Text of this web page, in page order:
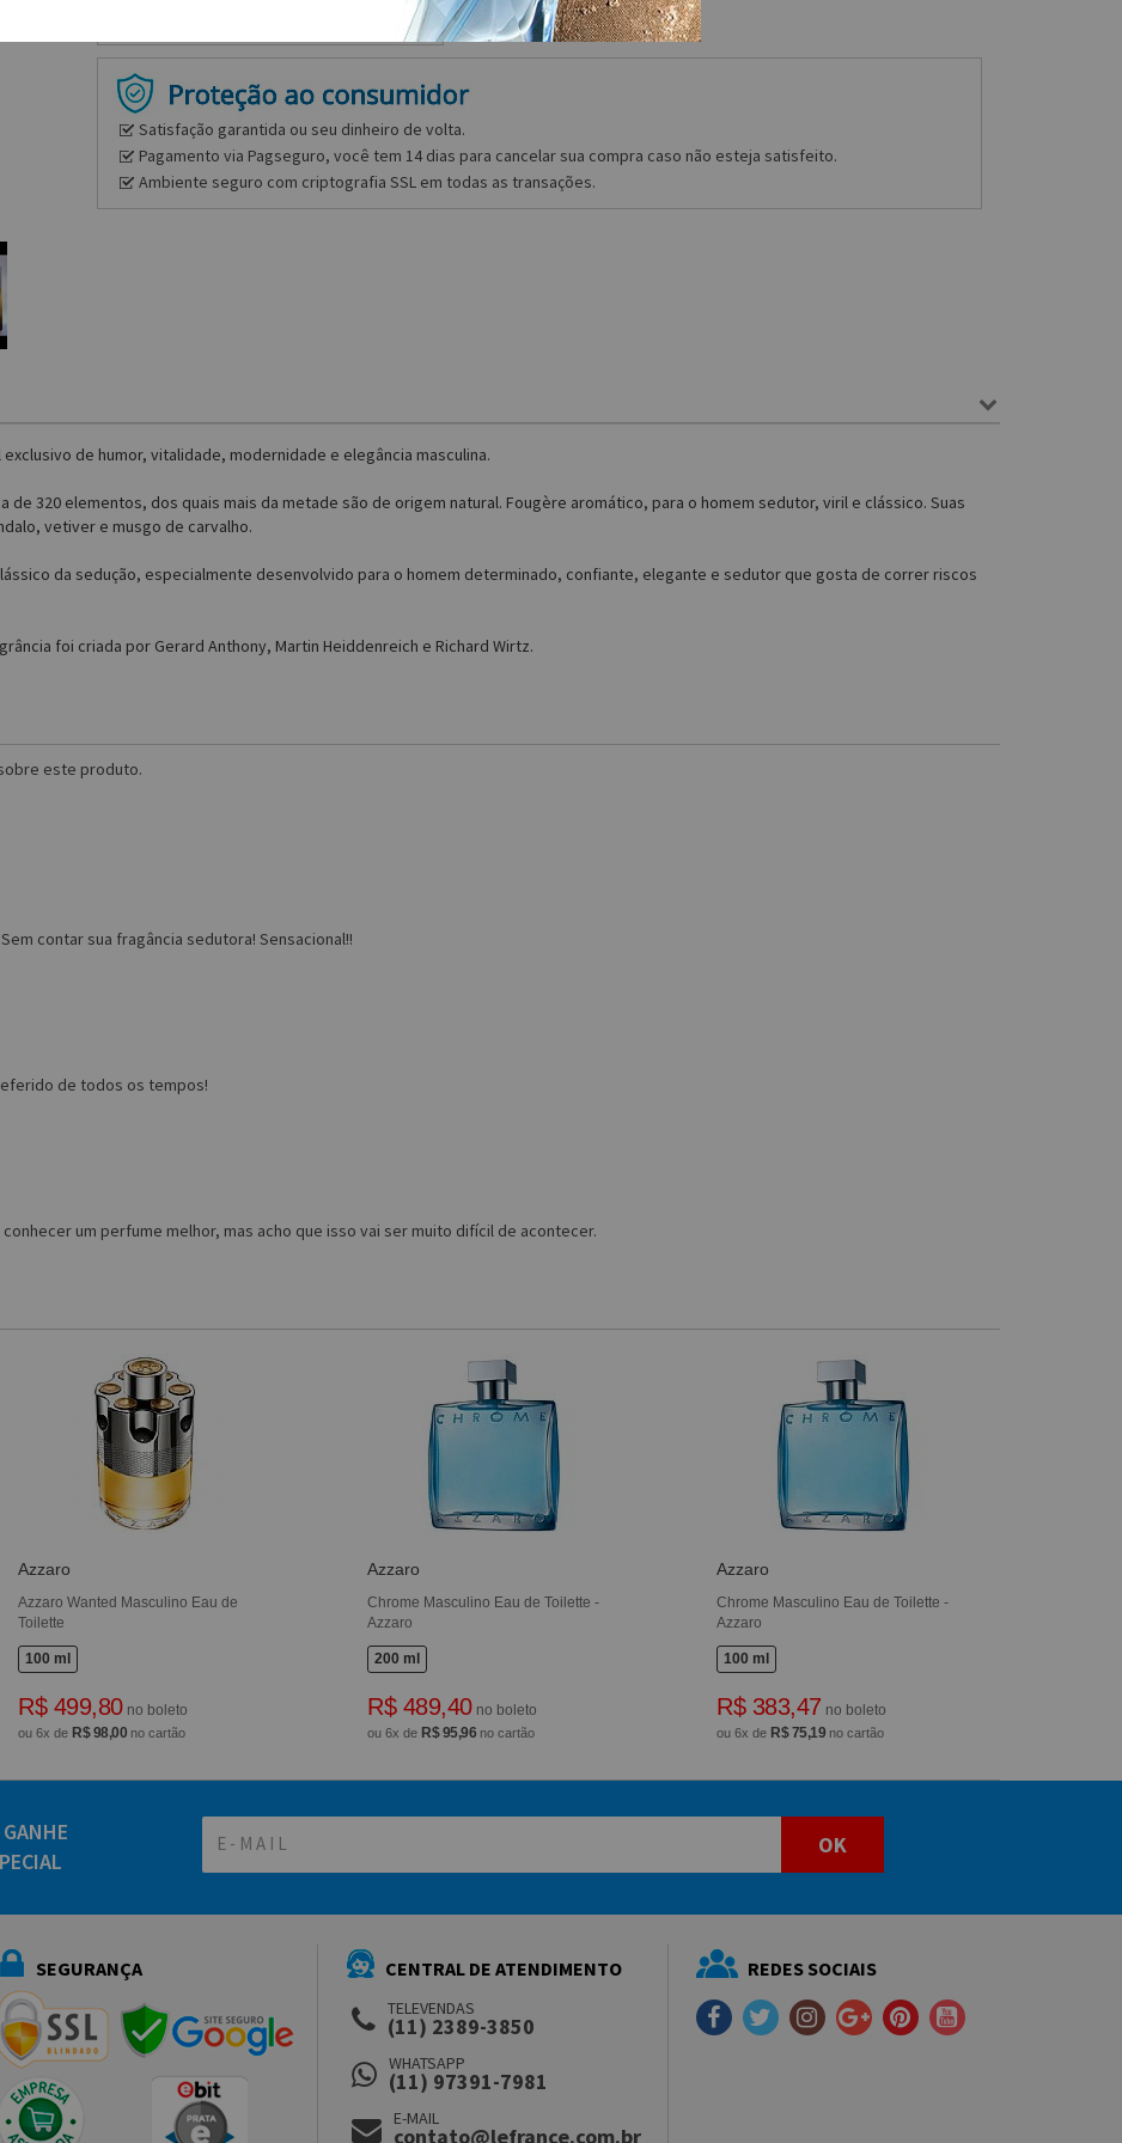
Satisfação garantida ou seu dinheiro de volta.
Pagamento via Pagseguro, você tem 14 dias para cancelar sua compra caso não esteja satisfeito.
Ambiente seguro com criptografia SSL em todas as transações.
de humor, vitalidade, modernidade e elegância masculina.
de 320 elementos, dos quais mais da metade são de origem natural. Fougère aromático, para o homem sedutor, viril e clássico. Suas
vetiver e musgo de carvalho.
da sedução, especialmente desenvolvido para o homem determinado, confiante, elegante e sedutor que gosta de correr riscos
foi criada por Gerard Anthony, Martin Heiddenreich e Richard Wirtz.
este produto.
contar sua fragância sedutora! Sensacional!!
de todos os tempos!
um perfume melhor, mas acho que isso vai ser muito difícil de acontecer.
Azzaro
Azzaro Wanted Masculino Eau de
Toilette
100 ml
R$ 499,80no boleto
ou 6x de R$ 98,00 no cartão
Azzaro
Chrome Masculino Eau de Toilette -
Azzaro
200 ml
R$ 489,40no boleto
ou 6x de R$ 95,96 no cartão
Azzaro
Chrome Masculino Eau de Toilette -
Azzaro
100 ml
R$ 383,47 no boleto
ou 6x de R$ 75,19 no cartão
OK
SEGURANÇA CENTRAL DE ATENDIMENTO
TELEVENDAS
(11) 2389-3850
WHATSAPP
(11) 97391-7981
E-MAIL
contato@lefrance.com.br
REDES SOCIAIS